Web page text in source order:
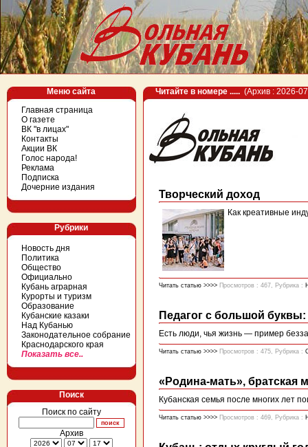
Меню сайта
Главная страница
О газете
ВК "в лицах"
Контакты
Акции ВК
Голос народа!
Реклама
Подписка
Дочерние издания
Рубрики
Новость дня
Политика
Общество
Официально
Кубань аграрная
Курорты и туризм
Образование
Кубанские казаки
Над Кубанью
Законодательное собрание
Краснодарского края
Показать все..
Поиск
Поиск по сайту
Архив
Читайте в номере ..... (Архив : 2026-
Творческий доход
Как креативные
Читать статью >>>> Просмотров : 467, Рубрика :
Педагог с большой
Есть люди, чья жизнь — пример
Читать статью >>>> Просмотров : 475, Рубрика :
«Родина-мать», братская
Кубанская семья после многих лет
Читать статью >>>> Просмотров : 469, Рубрика :